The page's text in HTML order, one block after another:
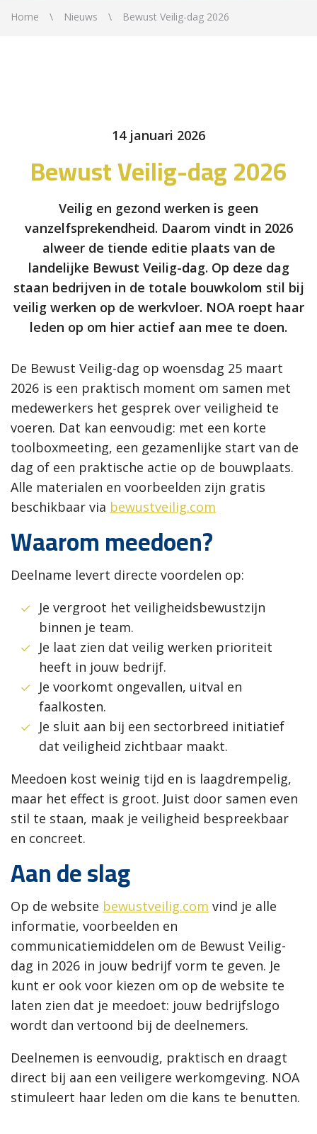
Home Nieuws Bewust Veilig-dag 2026
14 januari 2026
Bewust Veilig-dag 2026
Veilig en gezond werken is geen
vanzelfsprekendheid. Daarom vindt in 2026
alweer de tiende editie plaats van de
landelijke Bewust Veilig-dag. Op deze dag
staan bedrijven in de totale bouwkolom stil bij
veilig werken op de werkvloer. NOA roept haar
leden op om hier actief aan mee te doen.
De Bewust Veilig-dag op woensdag 25 maart
2026 is een praktisch moment om samen met
medewerkers het gesprek over veiligheid te
voeren. Dat kan eenvoudig: met een korte
toolboxmeeting, een gezamenlijke start van de
dag of een praktische actie op de bouwplaats.
Alle materialen en voorbeelden zijn gratis
beschikbaar via bewustveilig.com
Waarom meedoen?
Deelname levert directe voordelen op:
Je vergroot het veiligheidsbewustzijn
binnen je team.
Je laat zien dat veilig werken prioriteit
heeft in jouw bedrijf.
Je voorkomt ongevallen, uitval en
faalkosten.
Je sluit aan bij een sectorbreed initiatief
dat veiligheid zichtbaar maakt.
Meedoen kost weinig tijd en is laagdrempelig,
maar het effect is groot. Juist door samen even
stil te staan, maak je veiligheid bespreekbaar
en concreet.
Aan de slag
Op de website bewustveilig.com vind je alle
informatie, voorbeelden en
communicatiemiddelen om de Bewust Veilig-
dag in 2026 in jouw bedrijf vorm te geven. Je
kunt er ook voor kiezen om op de website te
laten zien dat je meedoet: jouw bedrijfslogo
wordt dan vertoond bij de deelnemers.
Deelnemen is eenvoudig, praktisch en draagt
direct bij aan een veiligere werkomgeving. NOA
stimuleert haar leden om die kans te benutten.